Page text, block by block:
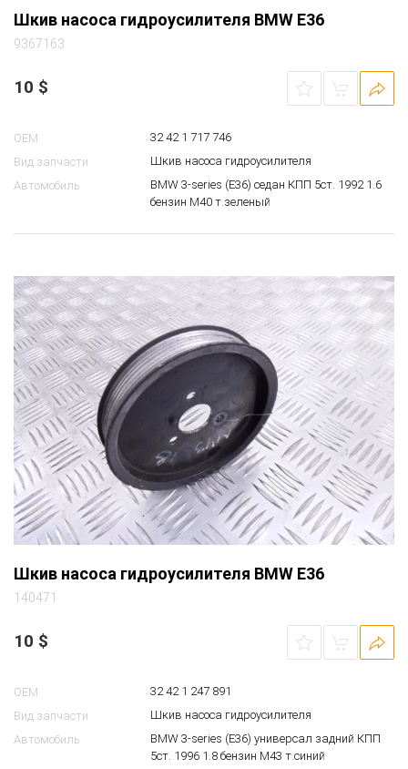
Шкив насоса гидроусилителя BMW E36
9367163
10 $
OEM
32 42 1 717 746
Вид запчасти
Шкив насоса гидроусилителя
Автомобиль
BMW 3-series (E36) седан КПП 5ст. 1992 1.6
бензин M40 т.зеленый
Шкив насоса гидроусилителя BMW E36
140471
10 $
OEM
32 42 1 247 891
Вид запчасти
Шкив насоса гидроусилителя
Автомобиль
BMW 3-series (E36) универсал задний КПП
5ст. 1996 1.8 бензин M43 т.синий